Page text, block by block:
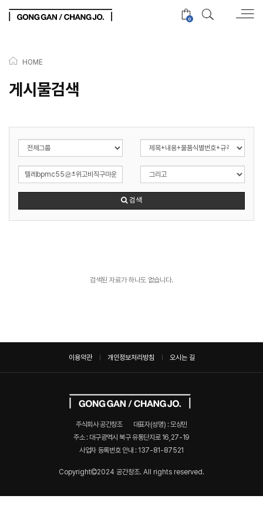
0
HOME
게시물검색
검색
검색된 자료가 하나도 없습니다.
이용약관 개인정보처리방침 오시는 길
주식회사 공간창조
대표자(성명) : 모상민
주소 : 대구광역시 북구 유통단지로 16,27-19
사업자 등록번호 안내 : 137-81-87521
Copyright 2024 공간창조. All rights reserved.